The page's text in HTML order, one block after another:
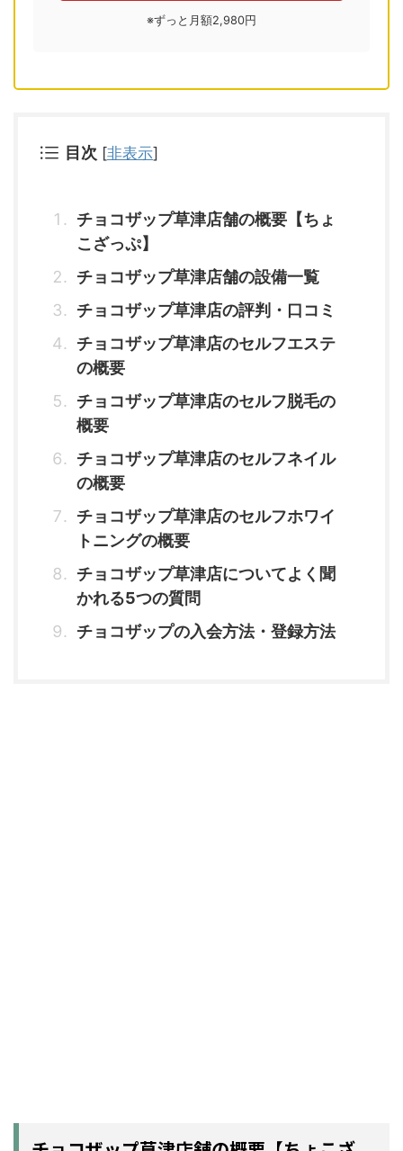
※ずっと月額2,980円
目次 [非表示]
チョコザップ草津店舗の概要【ちょ
こざっぷ】
チョコザップ草津店舗の設備一覧
チョコザップ草津店の評判・口コミ
チョコザップ草津店のセルフエステ
の概要
チョコザップ草津店のセルフ脱毛の
概要
チョコザップ草津店のセルフネイル
の概要
チョコザップ草津店のセルフホワイ
トニングの概要
チョコザップ草津店についてよく聞
かれる5つの質問
チョコザップの入会方法・登録方法